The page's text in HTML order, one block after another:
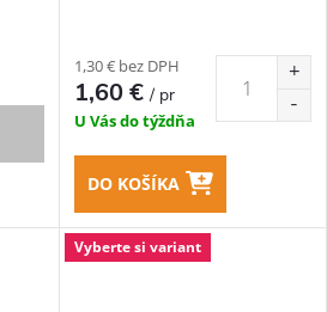
1,30 € bez DPH
1,60 €/ pr
U Vás do týždňa
DO KOŠÍKA
Vyberte si variant